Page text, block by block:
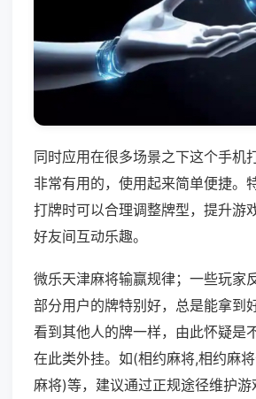
同时应用在很多场景之下这个手机
非常有用的，使用起来简单便捷。
打牌时可以合理调整牌型，提升游
好友间互动乐趣。
微乐天津麻将输赢规律；一些玩家
部分用户的牌特别好，总是能拿到
看到其他人的牌一样，由此怀疑是
在此类外挂。如(相约麻将,相约麻
麻将)等，建议通过正规途径维护游